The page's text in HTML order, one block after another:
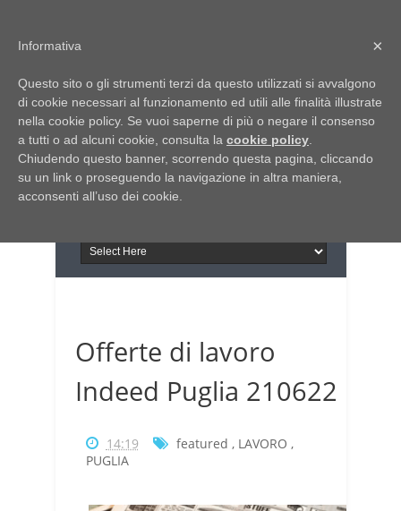
Italia Notizie
Giornale di Basilicata
Giornale di Puglia
INFORMAPUGLIA
Il portale n.1 del lavoro
in Puglia
Offerte di lavoro
Indeed Puglia 210622
14:19 featured , LAVORO ,
PUGLIA
×
Informativa
Questo sito o gli strumenti terzi da questo utilizzati si avvalgono
di cookie necessari al funzionamento ed utili alle finalità illustrate
nella cookie policy. Se vuoi saperne di più o negare il consenso
a tutti o ad alcuni cookie, consulta la cookie policy
Chiudendo questo banner, scorrendo questa pagina, cliccando
su un link o proseguendo la navigazione in altra maniera,
acconsenti all’uso dei cookie.